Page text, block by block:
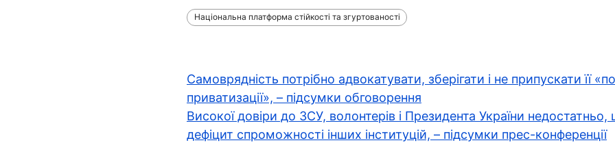
Національна платформа стійкості та згуртованості
Навігація
записів
Самоврядність потрібно адвокатувати, зберігати і не припускати її
приватизації», – підсумки обговорення
Високої довіри до ЗСУ, волонтерів і Президента України
дефіцит спроможності інших інституцій, – підсумки прес-конференції